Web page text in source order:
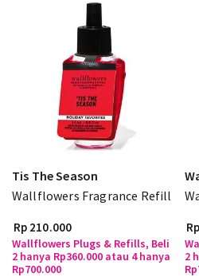
Tis The Season
Wallflowers Fragrance Refill
Rp 210.000
Wallflowers Plugs & Refills, Beli
2 hanya Rp360.000 atau 4 hanya
Rp700.000
2